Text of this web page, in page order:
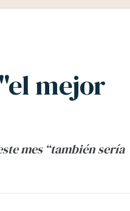
mejor
mes “también sería